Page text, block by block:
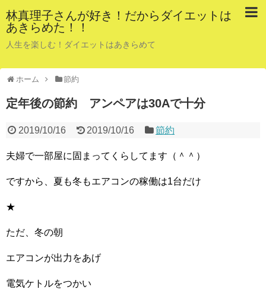
林真理子さんが好き！だからダイエットは
あきらめた！！
人生を楽しむ！ダイエットはあきらめて
ホーム 節約
定年後の節約 アンペアは30Aで十分
2019/10/16 2019/10/16 節約
夫婦で一部屋に固まってくらしてます（＾＾）
ですから、夏も冬もエアコンの稼働は1台だけ
★
ただ、冬の朝
エアコンが出力をあげ
電気ケトルをつかい